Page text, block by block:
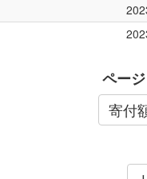
ページ
寄付